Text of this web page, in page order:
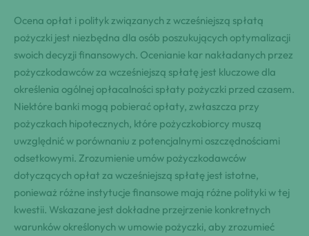
Ocena opłat i polityk związanych z wcześniejszą spłatą
pożyczki jest niezbędna dla osób poszukujących optymalizacji
swoich decyzji finansowych. Ocenianie kar nakładanych przez
pożyczkodawców za wcześniejszą spłatę jest kluczowe dla
określenia ogólnej opłacalności spłaty pożyczki przed czasem.
Niektóre banki mogą pobierać opłaty, zwłaszcza przy
pożyczkach hipotecznych, które pożyczkobiorcy muszą
uwzględnić w porównaniu z potencjalnymi oszczędnościami
odsetkowymi. Zrozumienie umów pożyczkodawców
dotyczących opłat za wcześniejszą spłatę jest istotne,
ponieważ różne instytucje finansowe mają różne polityki w tej
kwestii. Wskazane jest dokładne przejrzenie konkretnych
warunków określonych w umowie pożyczki, aby zrozumieć